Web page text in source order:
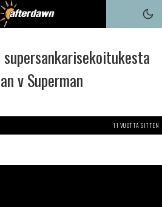
v Superman
11 VUOTTA SITTEN